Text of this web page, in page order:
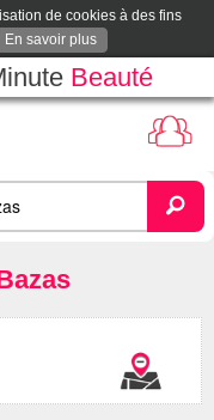
de cookies à des fins
En savoir plus
Beauté